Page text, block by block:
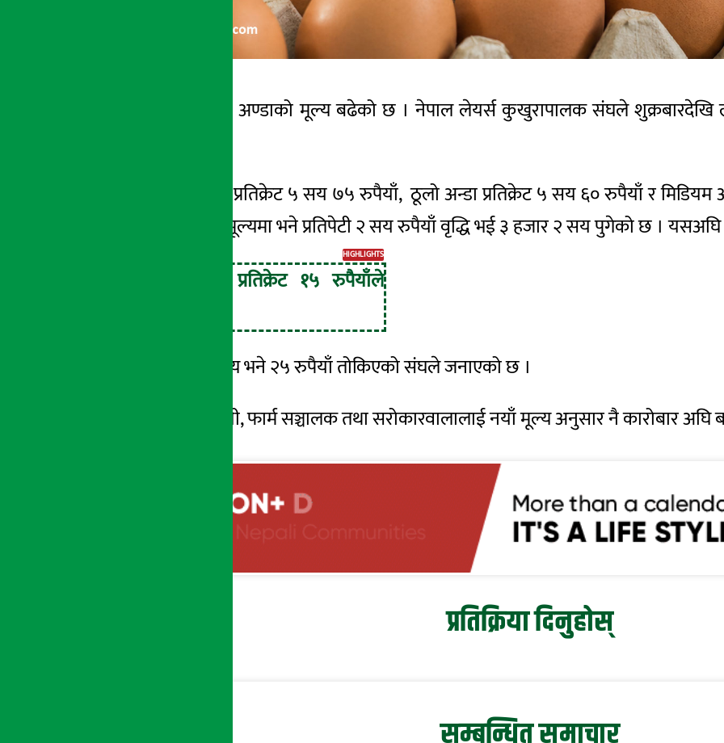
काठमाडौँ । कुखुराको अण्डाको मूल्य बढेको छ । नेपाल लेयर्स कुखुरापालक संघले शुक्रबारदेखि
योसँगै एक्सएल अन्डा प्रतिक्रेट ५ सय ७५ रुपैयाँ, ठूलो अन्डा प्रतिक्रेट ५ सय ६० रुपैयाँ र मिडियम
त्यस्तै, सानो अन्डाको मूल्यमा भने प्रतिपेटी २ सय रुपैयाँ वृद्धि भई ३ हजार २ सय पुगेको छ । यसअघि
HIGHLIGHTS
अण्डाको मूल्य प्रतिक्रेट १५ रुपैयाँले
प्रतिगोटा अण्डाको मूल्य भने २५ रुपैयाँ तोकिएको संघले जनाएको छ ।
संघले सम्पूर्ण व्यवसायी, फार्म सञ्चालक तथा सरोकारवालालाई नयाँ मूल्य अनुसार नै कारोबार अघि
प्रतिक्रिया दिनुहोस्